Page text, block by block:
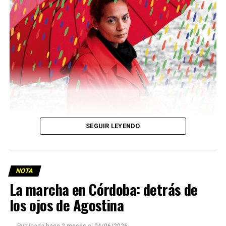
Descargar la Mu en PDF
Viaje a la vida en el Delta: Y la nave
SEGUIR LEYENDO
NOTA
La marcha en Córdoba: detrás de
los ojos de Agostina